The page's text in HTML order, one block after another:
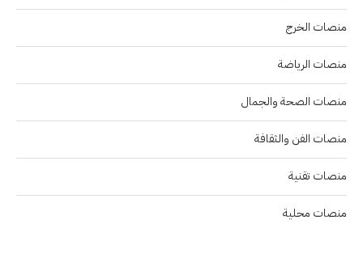
منصات الخرج
منصات الرياضة
منصات الصحة والجمال
منصات الفن والثقافة
منصات تقنية
منصات محلية